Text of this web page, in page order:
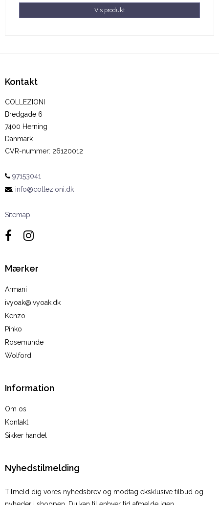
Vis produkt
Kontakt
COLLEZIONI
Bredgade 6
7400 Herning
Danmark
CVR-nummer: 26120012
97153041
: info@collezioni.dk
Sitemap
Mærker
Armani
ivyoak@ivyoak.dk
Kenzo
Pinko
Rosemunde
Wolford
Information
Om os
Kontakt
Sikker handel
Nyhedstilmelding
Tilmeld dig vores nyhedsbrev og modtag eksklusive tilbud og